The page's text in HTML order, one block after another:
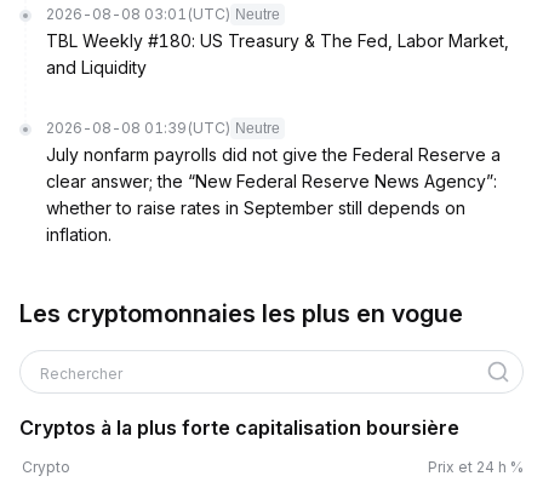
2026-08-08 03:01 (UTC) Neutre
TBL Weekly #180: US Treasury & The Fed, Labor Market,
and Liquidity
2026-08-08 01:39 (UTC) Neutre
July nonfarm payrolls did not give the Federal Reserve a
clear answer; the “New Federal Reserve News Agency”:
whether to raise rates in September still depends on
inflation.
Les cryptomonnaies les plus en vogue
Rechercher
Cryptos à la plus forte capitalisation boursière
Crypto Prix et 24 h %